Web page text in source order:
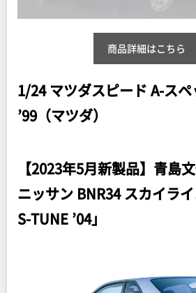
商品詳細はこちら
1/24 マツダスピード A-スペ
’99（マツダ）
【2023年5月新製品】青島
ニッサン BNR34 スカイラ
S-TUNE ’04」